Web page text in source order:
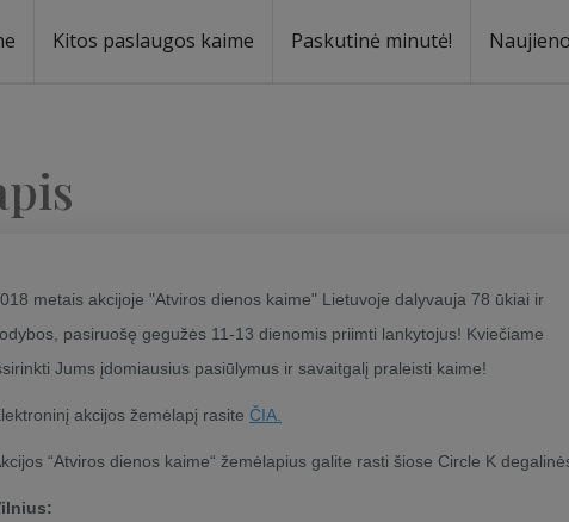
Kitos paslaugos kaime Paskutinė minutė!
metais akcijoje "Atviros dienos kaime" Lietuvoje dalyvauja 78 ūkiai ir
pasiruošę gegužės 11-13 dienomis priimti lankytojus! Kviečiame
Jums įdomiausius pasiūlymus ir savaitgalį praleisti kaime!
akcijos žemėlapį rasite ČIA.
“Atviros dienos kaime“ žemėlapius galite rasti šiose Circle K